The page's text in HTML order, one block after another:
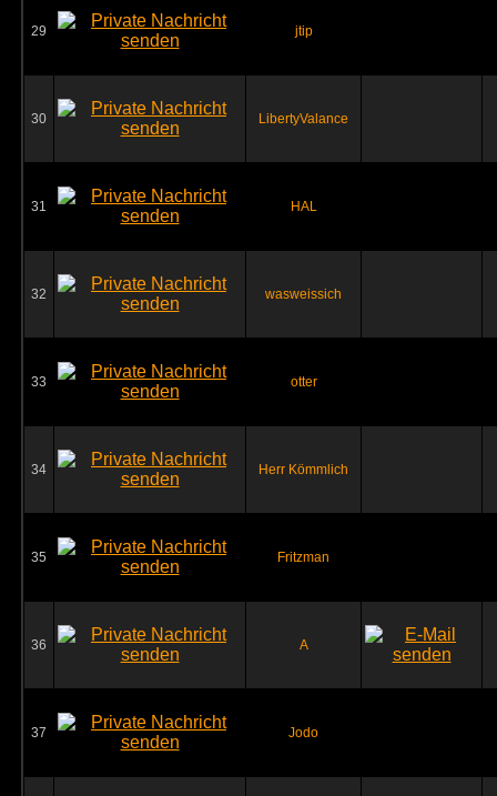
29 jtip
30 LibertyValance
31 HAL
32 wasweissich
33 otter
34 Herr Kömmlich
35 Fritzman
36 A
37 Jodo